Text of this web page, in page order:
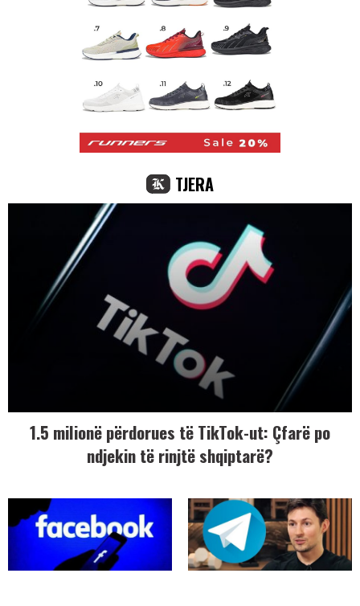
TJERA
1.5 milionë përdorues të TikTok-ut: Çfarë po
ndjekin të rinjtë shqiptarë?